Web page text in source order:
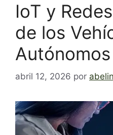
IoT y
de los
Autónomos
abril 12, 2026 por